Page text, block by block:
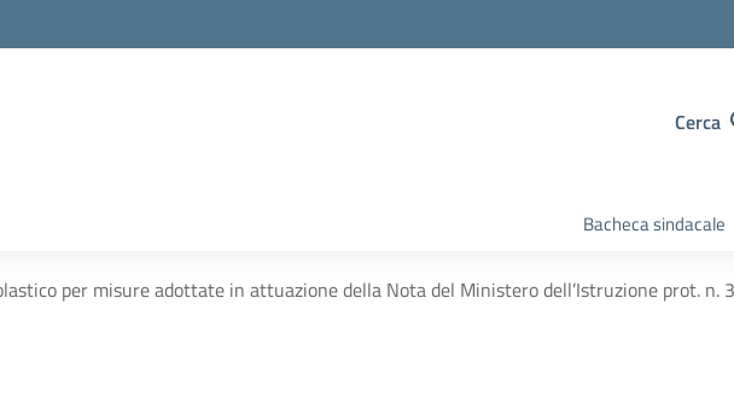
Cerca
Bacheca sindacale
per misure adottate in attuazione della Nota del Ministero dell’Istruzione prot.